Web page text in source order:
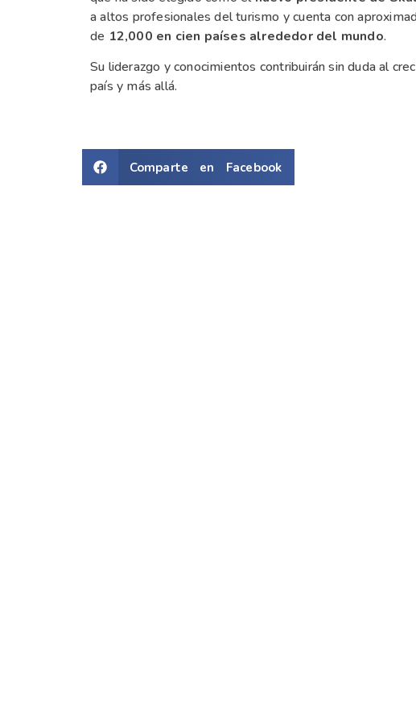
a altos profesionales del turismo y cuenta con
de 12,000 en cien países alrededor del mundo.
Su liderazgo y conocimientos contribuirán sin duda al
país y más allá.
Comparte en Facebook